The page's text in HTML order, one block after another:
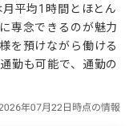
平均1時間とほとん
専念できるのが魅力
を預けながら働ける
勤も可能で、通勤の